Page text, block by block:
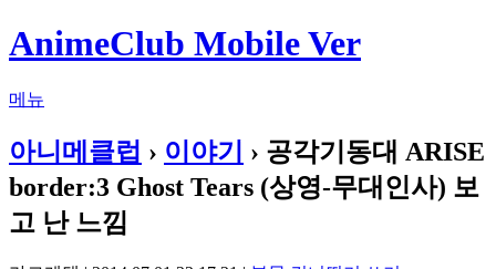
AnimeClub Mobile Ver
메뉴
아니메클럽 › 이야기
› 공각기동대 ARISE
border:3 Ghost Tears (상영-무대인사) 보
고 난 느낌